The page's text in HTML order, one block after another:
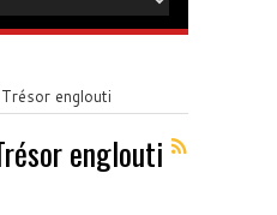
Trésor englouti
englouti